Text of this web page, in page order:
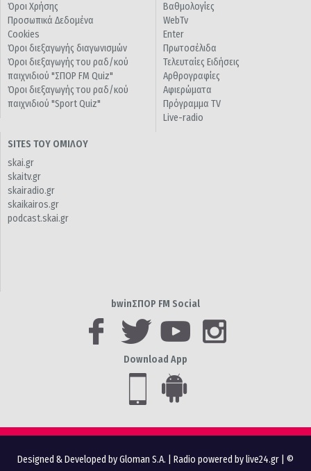
Όροι Χρήσης
Προσωπικά Δεδομένα
Cookies
Όροι διεξαγωγής διαγωνισμών
Όροι διεξαγωγής του ραδ/κού
παιχνιδιού "ΣΠΟΡ FM Quiz"
Όροι διεξαγωγής του ραδ/κού
παιχνιδιού "Sport Quiz"
Βαθμολογίες
WebTv
Enter
Πρωτοσέλιδα
Τελευταίες Ειδήσεις
Αρθρογραφίες
Αφιερώματα
Πρόγραμμα TV
Live-radio
SITES ΤΟΥ ΟΜΙΛΟΥ
skai.gr
skaitv.gr
skairadio.gr
skaikairos.gr
podcast.skai.gr
bwinΣΠΟΡ FM Social
Download App
Designed & Developed by Gloman S.A. Radio powered by live24.gr | ©